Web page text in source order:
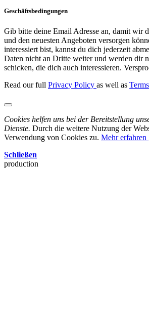
Geschäftsbedingungen
Gib bitte deine Email Adresse an, damit wir
und den neuesten Angeboten versorgen
interessiert bist, kannst du dich jederzeit
Daten nicht an Dritte weiter und werden dir
schicken, die dich auch interessieren.
Read our full Privacy Policy as well as
Cookies helfen uns bei der Bereitstellung
Dienste. Durch die weitere Nutzung der
Verwendung von Cookies zu. Mehr erfahren
Schließen
production